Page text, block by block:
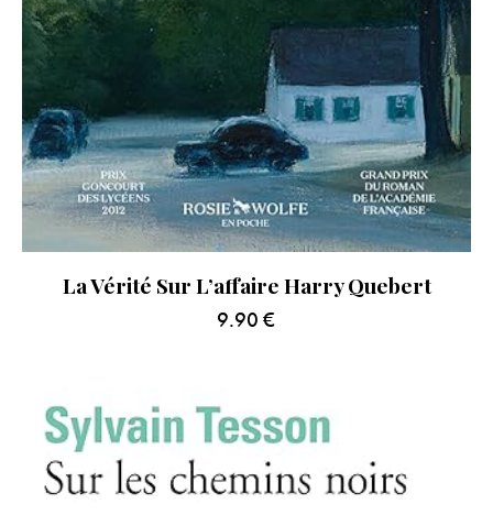
La Vérité Sur L’affaire Harry Quebert
9.90 €